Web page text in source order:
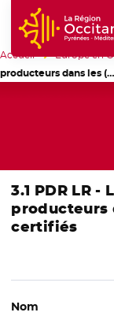
Accueil Europe en
producteurs dans les
3.1 PDR LR -
producteurs
certifiés
Nom